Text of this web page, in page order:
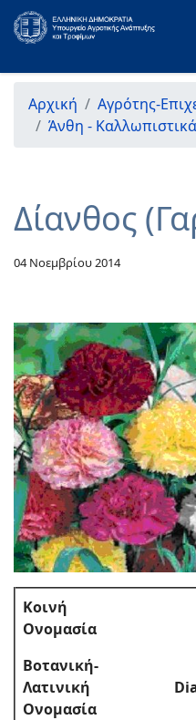
Αρχική Αγρότης-
Άνθη - Καλλωπιστικά
Δίανθος
04 Νοεμβρίου 2014
Κοινή
Ονομασία
Βοτανική-
Λατινική
Ονομασία